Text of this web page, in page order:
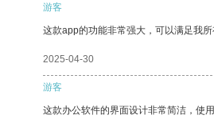
游客
这款app的功能非常强大，可以满足我
2025-04-30
游客
这款办公软件的界面设计非常简洁，使